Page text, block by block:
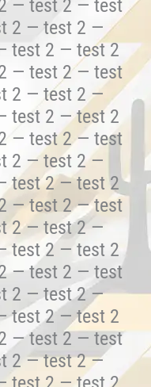
— test 2 — test
2 — test 2 —
test 2 — test 2
— test 2 — test
2 — test 2 —
test 2 — test 2
— test 2 — test
2 — test 2 —
test 2 — test 2
— test 2 — test
2 — test 2 —
test 2 — test 2
— test 2 — test
2 — test 2 —
test 2 — test 2
— test 2 — test
2 — test 2 —